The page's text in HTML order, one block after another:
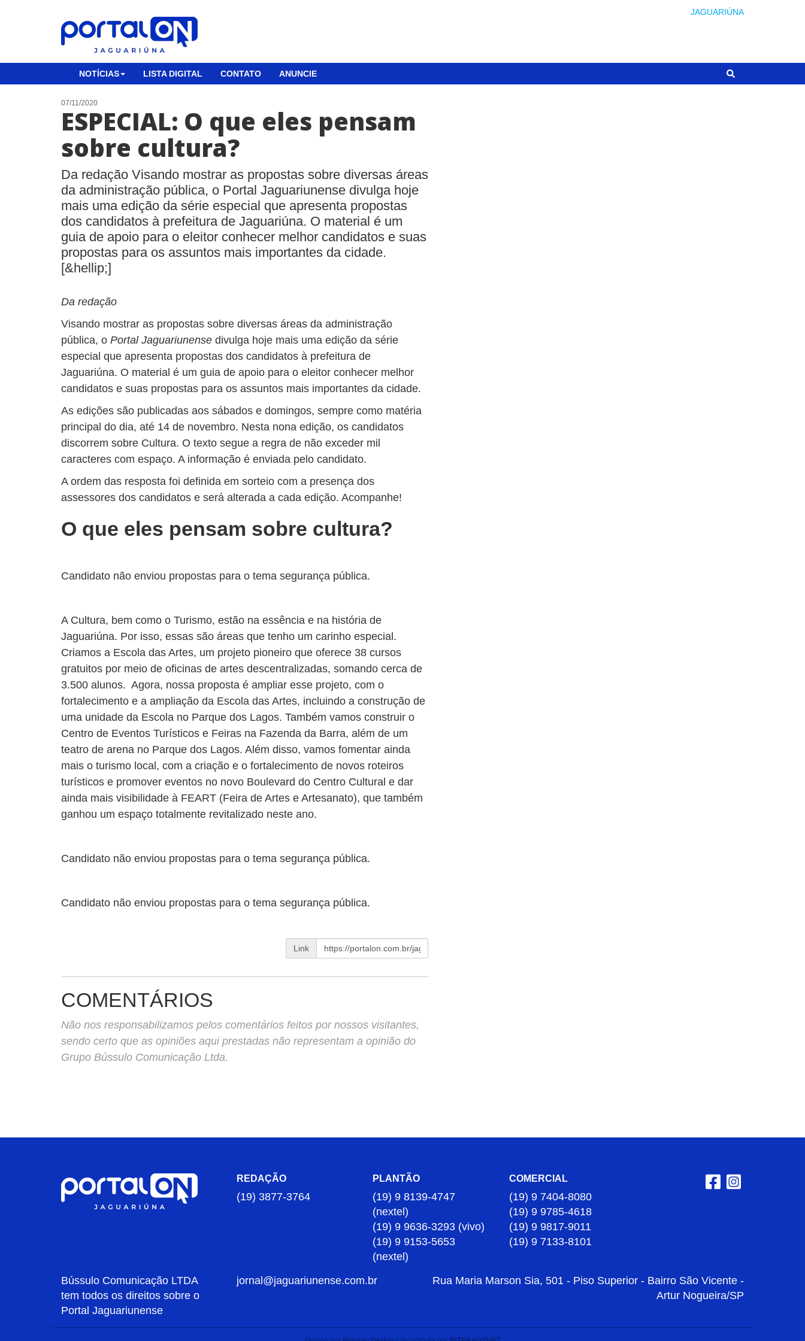
JAGUARIÚNA
NOTÍCIAS LISTA DIGITAL CONTATO ANUNCIE
07/11/2020
ESPECIAL: O que eles pensam
sobre cultura?
Da redação Visando mostrar as propostas sobre diversas áreas
da administração pública, o Portal Jaguariunense divulga hoje
mais uma edição da série especial que apresenta propostas
dos candidatos à prefeitura de Jaguariúna. O material é um
guia de apoio para o eleitor conhecer melhor candidatos e suas
propostas para os assuntos mais importantes da cidade.
[&hellip;]
Da redação
Visando mostrar as propostas sobre diversas áreas da administração
pública, o Portal Jaguariunense divulga hoje mais uma edição da série
especial que apresenta propostas dos candidatos à prefeitura de
Jaguariúna. O material é um guia de apoio para o eleitor conhecer melhor
candidatos e suas propostas para os assuntos mais importantes da cidade.
As edições são publicadas aos sábados e domingos, sempre como matéria
principal do dia, até 14 de novembro. Nesta nona edição, os candidatos
discorrem sobre Cultura. O texto segue a regra de não exceder mil
caracteres com espaço. A informação é enviada pelo candidato.
A ordem das resposta foi definida em sorteio com a presença dos
assessores dos candidatos e será alterada a cada edição. Acompanhe!
O que eles pensam sobre cultura?
Candidato não enviou propostas para o tema segurança pública.
A Cultura, bem como o Turismo, estão na essência e na história de
Jaguariúna. Por isso, essas são áreas que tenho um carinho especial.
Criamos a Escola das Artes, um projeto pioneiro que oferece 38 cursos
gratuitos por meio de oficinas de artes descentralizadas, somando cerca de
3.500 alunos. Agora, nossa proposta é ampliar esse projeto, com o
fortalecimento e a ampliação da Escola das Artes, incluindo a construção de
uma unidade da Escola no Parque dos Lagos. Também vamos construir o
Centro de Eventos Turísticos e Feiras na Fazenda da Barra, além de um
teatro de arena no Parque dos Lagos. Além disso, vamos fomentar ainda
mais o turismo local, com a criação e o fortalecimento de novos roteiros
turísticos e promover eventos no novo Boulevard do Centro Cultural e dar
ainda mais visibilidade à FEART (Feira de Artes e Artesanato), que também
ganhou um espaço totalmente revitalizado neste ano.
Candidato não enviou propostas para o tema segurança pública.
Candidato não enviou propostas para o tema segurança pública.
Link
COMENTÁRIOS
Não nos responsabilizamos pelos comentários feitos por nossos visitantes,
sendo certo que as opiniões aqui prestadas não representam a opinião do
Grupo Bússulo Comunicação Ltda.
REDAÇÃO
(19) 3877-3764
PLANTÃO
(19) 9 8139-4747
(nextel)
(19) 9 9636-3293 (vivo)
(19) 9 9153-5653
(nextel)
COMERCIAL
(19) 9 7404-8080
(19) 9 9785-4618
(19) 9 9817-9011
(19) 9 7133-8101
Bússulo Comunicação LTDA
tem todos os direitos sobre o
Portal Jaguariunense
jornal@jaguariunense.com.br
Rua Maria Marson Sia, 501 - Piso Superior - Bairro São Vicente -
Artur Nogueira/SP